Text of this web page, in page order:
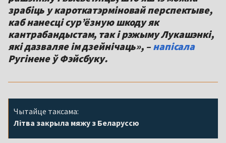
зрабіць у кароткатэрміновай перспектыве,
каб нанесці сур’ёзную шкоду як
кантрабандыстам, так і рэжыму Лукашэнкі,
які дазваляе ім дзейнічаць», – напісала
Ругінене ў Фэйсбуку.
Чытайце таксама:
Літва закрыла мяжу з Беларуссю